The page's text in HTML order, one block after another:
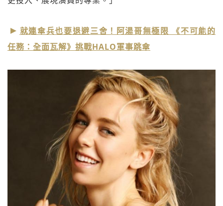
就連傘兵也要退避三舍！阿湯哥無極限 《不可能的
任務：全面瓦解》挑戰HALO軍事跳傘